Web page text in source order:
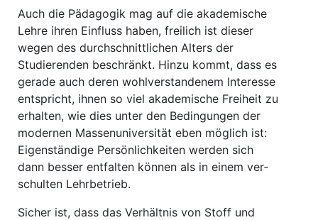
Auch die Pädagogik mag auf die akademische
Lehre ihren Einfluss haben, freilich ist dieser
wegen des durchschnittlichen Alters der
Studierenden beschränkt. Hinzu kommt, dass es
gerade auch deren wohlverstandenem Interesse
entspricht, ihnen so viel akademische Freiheit zu
er­halten, wie dies unter den Bedingungen der
modernen Massenuniversität eben möglich ist:
Eigenständige Persönlichkeiten werden sich
dann besser entfalten können als in einem ver­
schulten Lehrbetrieb.
Sicher ist, dass das Verhältnis von Stoff und